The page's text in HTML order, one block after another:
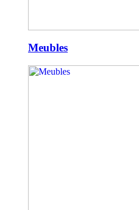
Meubles